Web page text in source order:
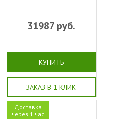
31987руб.
КУПИТЬ
ЗАКАЗ В 1 КЛИК
Доставка
через 1 час